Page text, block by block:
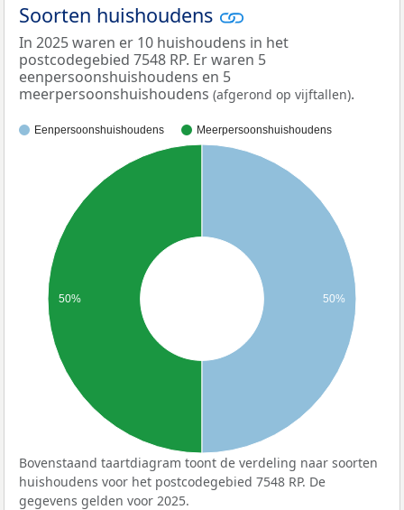
Soorten huishoudens
In 2025 waren er 10 huishoudens in het
postcodegebied 7548 RP. Er waren 5
eenpersoonshuishoudens en 5
meerpersoonshuishoudens (afgerond op vijftallen).
Eenpersoonshuishoudens Meerpersoonshuishoudens
50% 50%
Bovenstaand taartdiagram toont de verdeling naar soorten
huishoudens voor het postcodegebied 7548 RP. De
gegevens gelden voor 2025.